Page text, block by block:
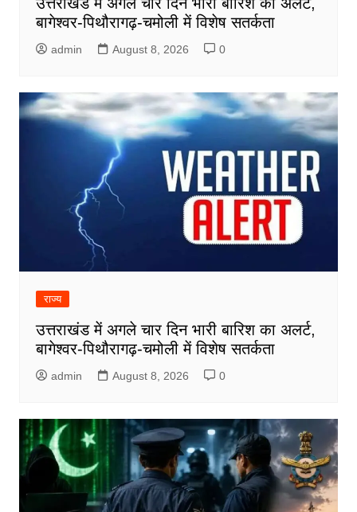
बागेश्वर-पिथौरागढ़-चमोली में विशेष सतर्कता
admin August 8, 2026 0
राज्य
उत्तराखंड में अगले चार दिन भारी बारिश का अलर्ट,
बागेश्वर-पिथौरागढ़-चमोली में विशेष सतर्कता
admin August 8, 2026 0